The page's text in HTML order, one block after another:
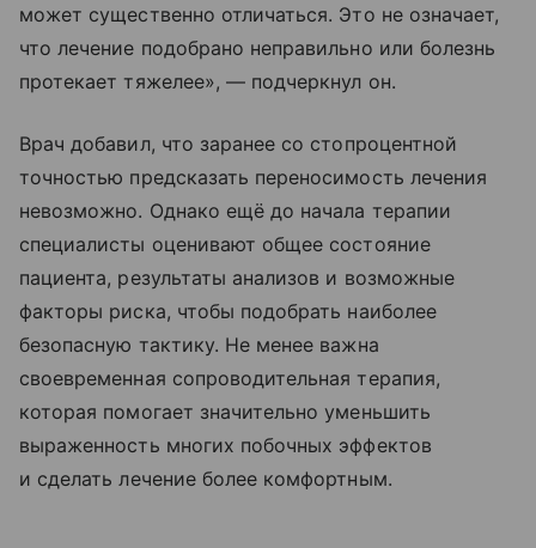
может существенно отличаться. Это не означает,
что лечение подобрано неправильно или болезнь
протекает тяжелее», — подчеркнул он.
Врач добавил, что заранее со стопроцентной
точностью предсказать переносимость лечения
невозможно. Однако ещё до начала терапии
специалисты оценивают общее состояние
пациента, результаты анализов и возможные
факторы риска, чтобы подобрать наиболее
безопасную тактику. Не менее важна
своевременная сопроводительная терапия,
которая помогает значительно уменьшить
выраженность многих побочных эффектов
и сделать лечение более комфортным.